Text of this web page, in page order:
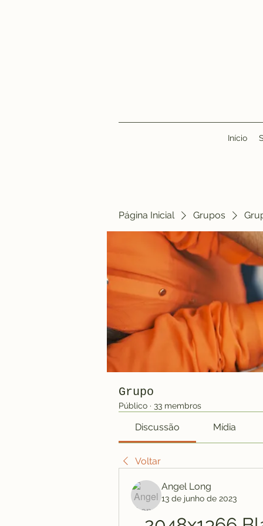
Início
Página Inicial Grupos
Grupo
Público · 33 membros
Discussão Mídia
Voltar
Angel Long
13 de junho de 2023